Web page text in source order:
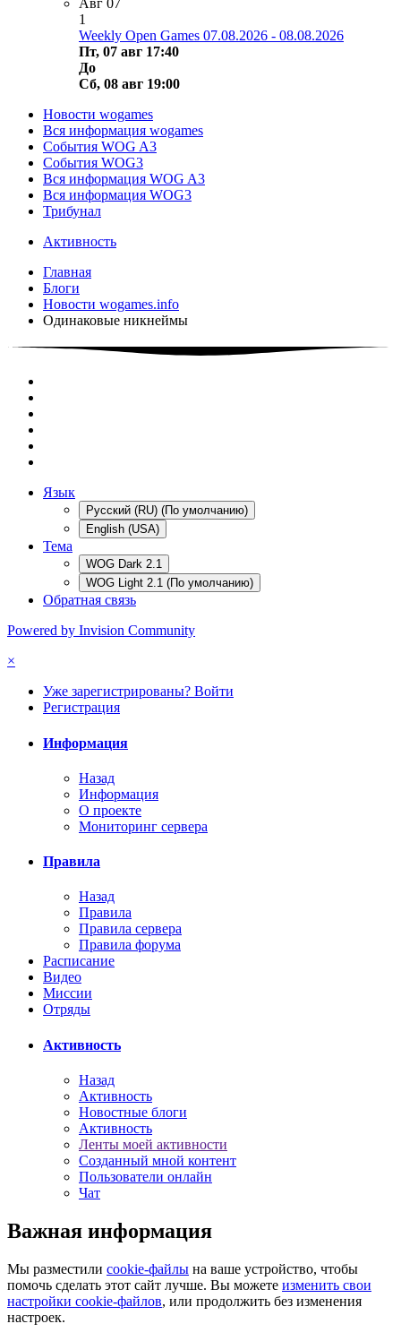
Авг 07
1
Weekly Open Games 07.08.2026 - 08.08.2026
Пт, 07 авг 17:40
До
Сб, 08 авг 19:00
Новости wogames
Вся информация wogames
События WOG A3
События WOG3
Вся информация WOG A3
Вся информация WOG3
Трибунал
Активность
Главная
Блоги
Новости wogames.info
Одинаковые никнеймы
Язык
Русский (RU) (По умолчанию)
English (USA)
Тема
WOG Dark 2.1
WOG Light 2.1 (По умолчанию)
Обратная связь
Powered by Invision Community
×
Уже зарегистрированы? Войти
Регистрация
Информация
Назад
Информация
О проекте
Мониторинг сервера
Правила
Назад
Правила
Правила сервера
Правила форума
Расписание
Видео
Миссии
Отряды
Активность
Назад
Активность
Новостные блоги
Активность
Ленты моей активности
Созданный мной контент
Пользователи онлайн
Чат
Важная информация
Мы разместили cookie-файлы на ваше устройство, чтобы
помочь сделать этот сайт лучше. Вы можете изменить свои
настройки cookie-файлов, или продолжить без изменения
настроек.